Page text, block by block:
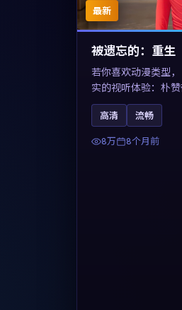
最新
被遗忘的：重生
若你喜欢动漫类型
实的视听体验：朴
枫共同演绎。影片
外壳包裹对现实规
流畅、人物关系与
漫」「法国电影」的
高清 流畅
8万 8个月前